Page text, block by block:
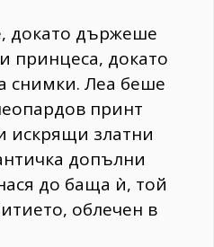
докато държеше
принцеса, докато
снимки. Леа беше
принт
искрящи златни
допълни
до баща ѝ, той
облечен в